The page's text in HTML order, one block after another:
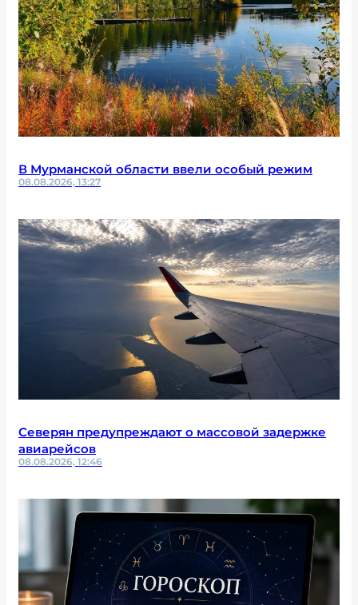
В Мурманской области ввели особый режим
08.08.2026, 13:27
Северян предупреждают о массовой задержке
авиарейсов
08.08.2026, 12:46